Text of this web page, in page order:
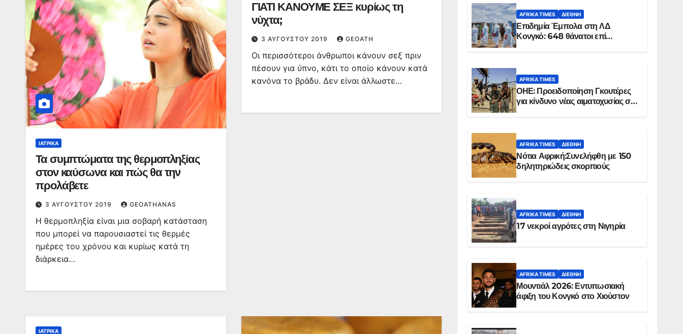
ΙΑΤΡΙΚΆ
Τα συμπτώματα της θερμοπληξίας
στον καύσωνα και πώς θα την
προλάβετε
3 ΑΥΓΟΎΣΤΟΥ 2019 GEOATHANAS
Η θερμοπληξία είναι μια σοβαρή κατάσταση
που μπορεί να παρουσιαστεί τις θερμές
ημέρες του χρόνου και κυρίως κατά τη
διάρκεια…
ΓΙΑΤΙ ΚΑΝΟΥΜΕ ΣΕΞ κυρίως τη
νύχτα;
3 ΑΥΓΟΎΣΤΟΥ 2019 GEOATH
Οι περισσότεροι άνθρωποι κάνουν σεξ πριν
πέσουν για ύπνο, κάτι το οποίο κάνουν κατά
κανόνα το βράδυ. Δεν είναι άλλωστε…
ΙΑΤΡΙΚΆ
AFRIKA TIMES ΔΙΕΘΝΉ
Επιδημία Έμπολα στη ΛΔ
Κονγκό: 648 θάνατοι επί
AFRIKA TIMES
ΟΗΕ: Προειδοποίηση Γκουτέρες
για κίνδυνο νέας αιματοχυσίας στο
AFRIKA TIMES ΔΙΕΘΝΉ
Νότια Αφρική:Συνελήφθη με 150
δηλητηριώδεις σκορπιούς
AFRIKA TIMES ΔΙΕΘΝΉ
17 νεκροί αγρότες στη Νιγηρία
AFRIKA TIMES ΔΙΕΘΝΉ
Μουντιάλ 2026: Εντυπωσιακή
άφιξη του Κονγκό στο Χιούστον